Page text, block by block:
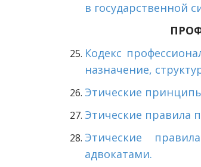
в государственной
Кодекс
назначение,
Этические
Этические правила
Этические
адвокатами.